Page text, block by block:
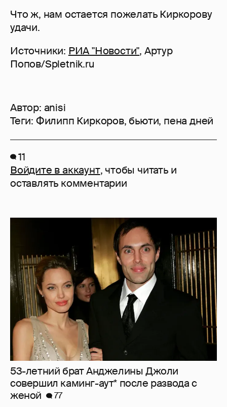
Что ж, нам остается пожелать Киркорову
удачи.
Источники: РИА "Новости", Артур
Попов/Spletnik.ru
Автор: anisi
Теги: Филипп Киркоров, бьюти, пена дней
11
Войдите в аккаунт, чтобы читать и
оставлять комментарии
53-летний брат Анджелины Джоли
совершил каминг-аут* после развода с
женой
77